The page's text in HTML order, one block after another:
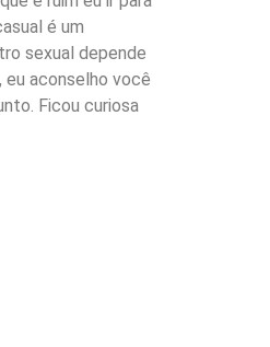
é um
sexual depende
eu aconselho você
Ficou curiosa